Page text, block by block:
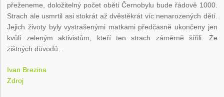
přeženeme, doložitelný počet obětí Černobylu bude řádově 1000.
Strach ale usmrtil asi stokrát až dvěstěkrát víc nenarozených dětí.
Jejich životy byly vystrašenými matkami předčasně ukončeny jen
kvůli zeleným aktivistům, kteří ten strach záměrně šířili. Ze
zištných důvodů…
Ivan Brezina
Zdroj